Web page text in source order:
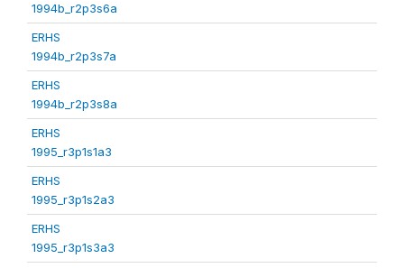
1994b_r2p3s6a
ERHS
1994b_r2p3s7a
ERHS
1994b_r2p3s8a
ERHS
1995_r3p1s1a3
ERHS
1995_r3p1s2a3
ERHS
1995_r3p1s3a3